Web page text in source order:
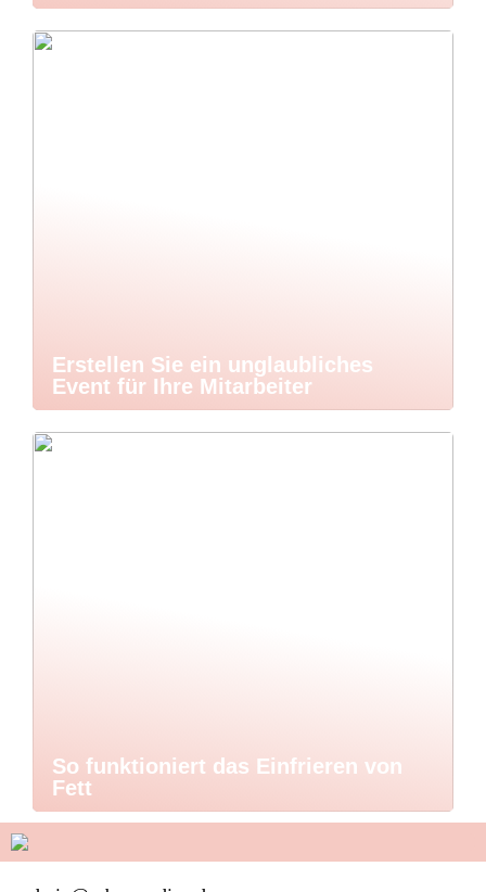
Erstellen Sie ein unglaubliches
Event für Ihre Mitarbeiter
So funktioniert das Einfrieren von
Fett